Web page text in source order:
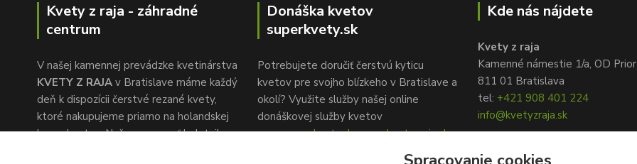
Kvety z raja - záhradné
centrum
V našej kamennej prevádzke kvetinárstva
KVETY Z RAJA v Bratislave máme každý
deň k dispozícii čerstvé rezané kvety,
ktoré nakupujeme priamo na holandskej
burze kvetov. Naša pozornosť k detailu a
Donáška kvetov
superkvety.sk
Potrebujete doručiť čerstvú kyticu
kvetov pre svojho blízkeho v Bratislave a
okolí? Využite služby našej online
donáškovej služby kvetov
www.superkvety.sk, www.kvetyzraja.sk
Kde nás nájdete
Kvety z raja
Kamenné námestie 1/a, OD Prior
811 01 Bratislava
tel: +421 908 401 224
info@kvetyzraja.sk